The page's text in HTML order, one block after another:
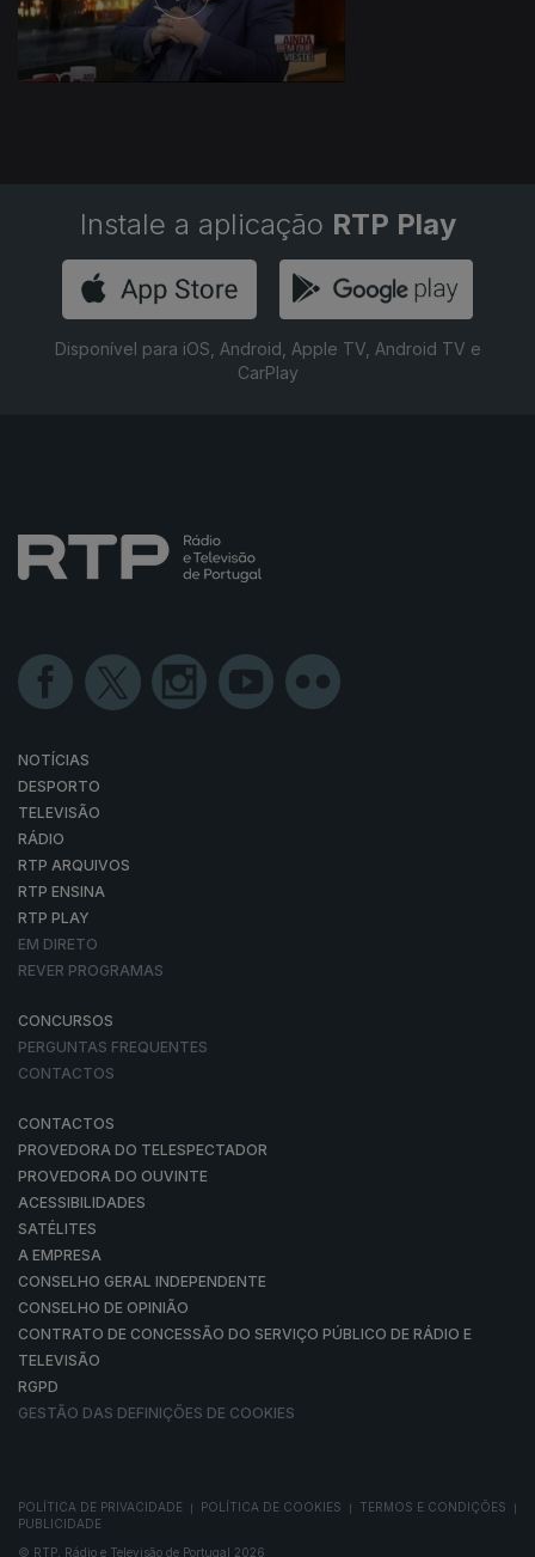
Instale a aplicação RTP Play
Disponível para iOS, Android, Apple TV, Android TV e
CarPlay
NOTÍCIAS
DESPORTO
TELEVISÃO
RÁDIO
RTP ARQUIVOS
RTP ENSINA
RTP PLAY
EM DIRETO
REVER PROGRAMAS
CONCURSOS
PERGUNTAS FREQUENTES
CONTACTOS
CONTACTOS
PROVEDORA DO TELESPECTADOR
PROVEDORA DO OUVINTE
ACESSIBILIDADES
SATÉLITES
A EMPRESA
CONSELHO GERAL INDEPENDENTE
CONSELHO DE OPINIÃO
CONTRATO DE CONCESSÃO DO SERVIÇO PÚBLICO DE RÁDIO E
TELEVISÃO
RGPD
GESTÃO DAS DEFINIÇÕES DE COOKIES
POLÍTICA DE PRIVACIDADE POLÍTICA DE COOKIES TERMOS E CONDIÇÕES
PUBLICIDADE
© RTP, Rádio e Televisão de Portugal 2026